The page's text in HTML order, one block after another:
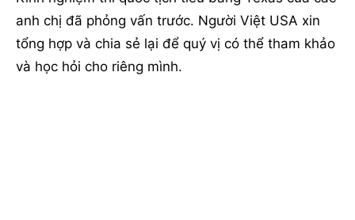
anh chị đã phỏng vấn trước. Người Việt USA xin
tổng hợp và chia sẻ lại để quý vị có thể tham khảo
và học hỏi cho riêng mình.